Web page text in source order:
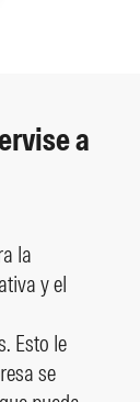
a
la
y el
Esto le
se